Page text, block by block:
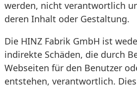
werden, nicht verantwortlich
deren Inhalt oder Gestaltung.
Die HINZ Fabrik GmbH ist
indirekte Schäden, die durch
Webseiten für den Benutzer
entstehen, verantwortlich.